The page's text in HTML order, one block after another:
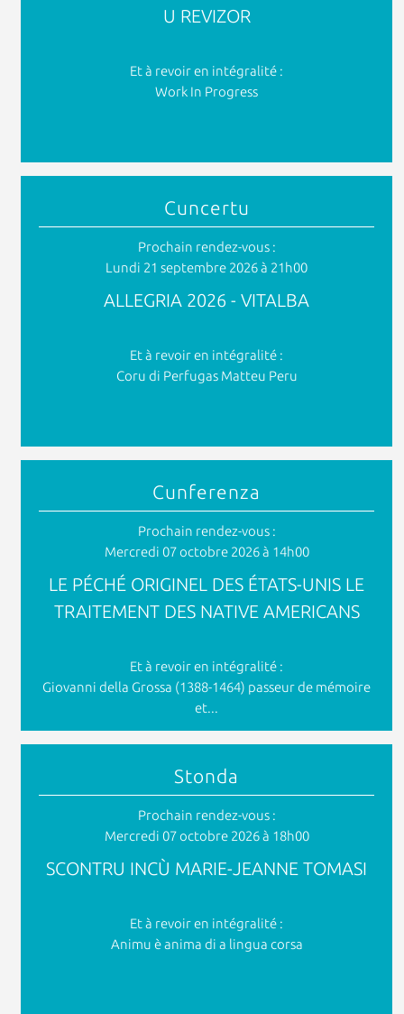
U REVIZOR
Et à revoir en intégralité :
Work In Progress
Cuncertu
Prochain rendez-vous :
Lundi 21 septembre 2026 à 21h00
ALLEGRIA 2026 - VITALBA
Et à revoir en intégralité :
Coru di Perfugas Matteu Peru
Cunferenza
Prochain rendez-vous :
Mercredi 07 octobre 2026 à 14h00
LE PÉCHÉ ORIGINEL DES ÉTATS-UNIS LE
TRAITEMENT DES NATIVE AMERICANS
Et à revoir en intégralité :
Giovanni della Grossa (1388-1464) passeur de mémoire
et...
Stonda
Prochain rendez-vous :
Mercredi 07 octobre 2026 à 18h00
SCONTRU INCÙ MARIE-JEANNE TOMASI
Et à revoir en intégralité :
Animu è anima di a lingua corsa